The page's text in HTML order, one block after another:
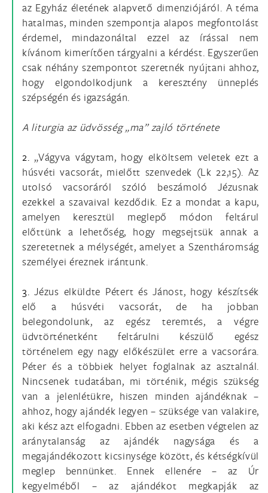
az Egyház életének alapvető dimenziójáról. A téma
hatalmas, minden szempontja alapos megfontolást
érdemel, mindazonáltal ezzel az írással nem
kívánom kimerítően tárgyalni a kérdést. Egyszerűen
csak néhány szempontot szeretnék nyújtani ahhoz,
hogy elgondolkodjunk a keresztény ünneplés
szépségén és igazságán.
A liturgia az üdvösség „ma” zajló története
2. „Vágyva vágytam, hogy elköltsem veletek ezt a
húsvéti vacsorát, mielőtt szenvedek (Lk 22,15). Az
utolsó vacsoráról szóló beszámoló Jézusnak
ezekkel a szavaival kezdődik. Ez a mondat a kapu,
amelyen keresztül meglepő módon feltárul
előttünk a lehetőség, hogy megsejtsük annak a
szeretetnek a mélységét, amelyet a Szentháromság
személyei éreznek irántunk.
3. Jézus elküldte Pétert és Jánost, hogy készítsék
elő a húsvéti vacsorát, de ha jobban
belegondolunk, az egész teremtés, a végre
üdvtörténetként feltárulni készülő egész
történelem egy nagy előkészület erre a vacsorára.
Péter és a többiek helyet foglalnak az asztalnál.
Nincsenek tudatában, mi történik, mégis szükség
van a jelenlétükre, hiszen minden ajándéknak –
ahhoz, hogy ajándék legyen – szüksége van valakire,
aki kész azt elfogadni. Ebben az esetben végtelen az
aránytalanság az ajándék nagysága és a
megajándékozott kicsinysége között, és kétségkívül
meglep bennünket. Ennek ellenére – az Úr
kegyelméből – az ajándékot megkapják az